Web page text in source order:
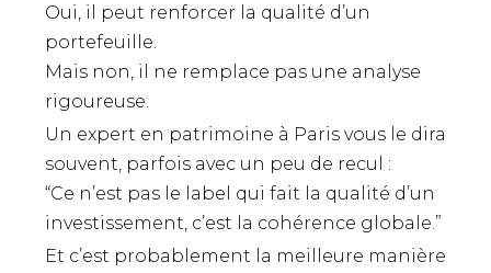
Oui, il peut renforcer la qualité d’un
portefeuille.
Mais non, il ne remplace pas une analyse
rigoureuse.
Un expert en patrimoine à Paris vous le dira
souvent, parfois avec un peu de recul :
“Ce n’est pas le label qui fait la qualité d’un
investissement, c’est la cohérence globale.”
Et c’est probablement la meilleure manière